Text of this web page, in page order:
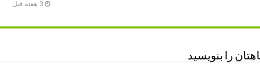
3 هفته قبل
را بنویسید